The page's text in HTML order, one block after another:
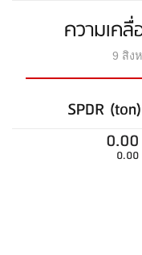
ความเค
9 สิง
SPDR (ton)
0.00
0.00